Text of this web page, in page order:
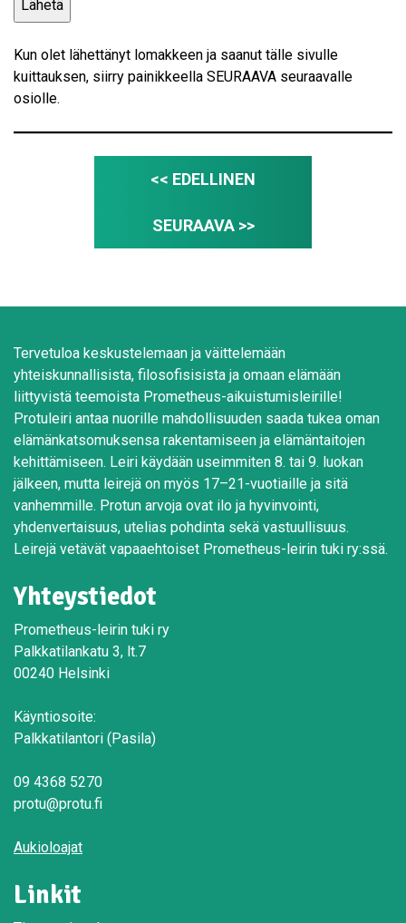
Kun olet lähettänyt lomakkeen ja saanut tälle sivulle
kuittauksen, siirry painikkeella SEURAAVA seuraavalle
osiolle.
<< EDELLINEN
SEURAAVA >>
Tervetuloa keskustelemaan ja väittelemään
yhteiskunnallisista, filosofisisista ja omaan elämään
liittyvistä teemoista Prometheus-aikuistumisleirille!
Protuleiri antaa nuorille mahdollisuuden saada tukea oman
elämänkatsomuksensa rakentamiseen ja elämäntaitojen
kehittämiseen. Leiri käydään useimmiten 8. tai 9. luokan
jälkeen, mutta leirejä on myös 17–21-vuotiaille ja sitä
vanhemmille. Protun arvoja ovat ilo ja hyvinvointi,
yhdenvertaisuus, utelias pohdinta sekä vastuullisuus.
Leirejä vetävät vapaaehtoiset Prometheus-leirin tuki ry:ssä.
Yhteystiedot
Prometheus-leirin tuki ry
Palkkatilankatu 3, lt.7
00240 Helsinki
Käyntiosoite:
Palkkatilantori (Pasila)
09 4368 5270
protu@protu.fi
Aukioloajat
Linkit